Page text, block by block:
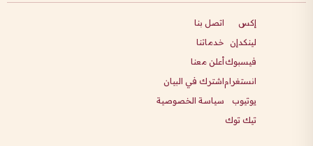
إكس
لينكدإن
فيسبوك
انستغرام
يوتيوب
تيك توك
اتصل بنا
خدماتنا
أعلن معنا
اشترك في البيان
سياسة الخصوصية